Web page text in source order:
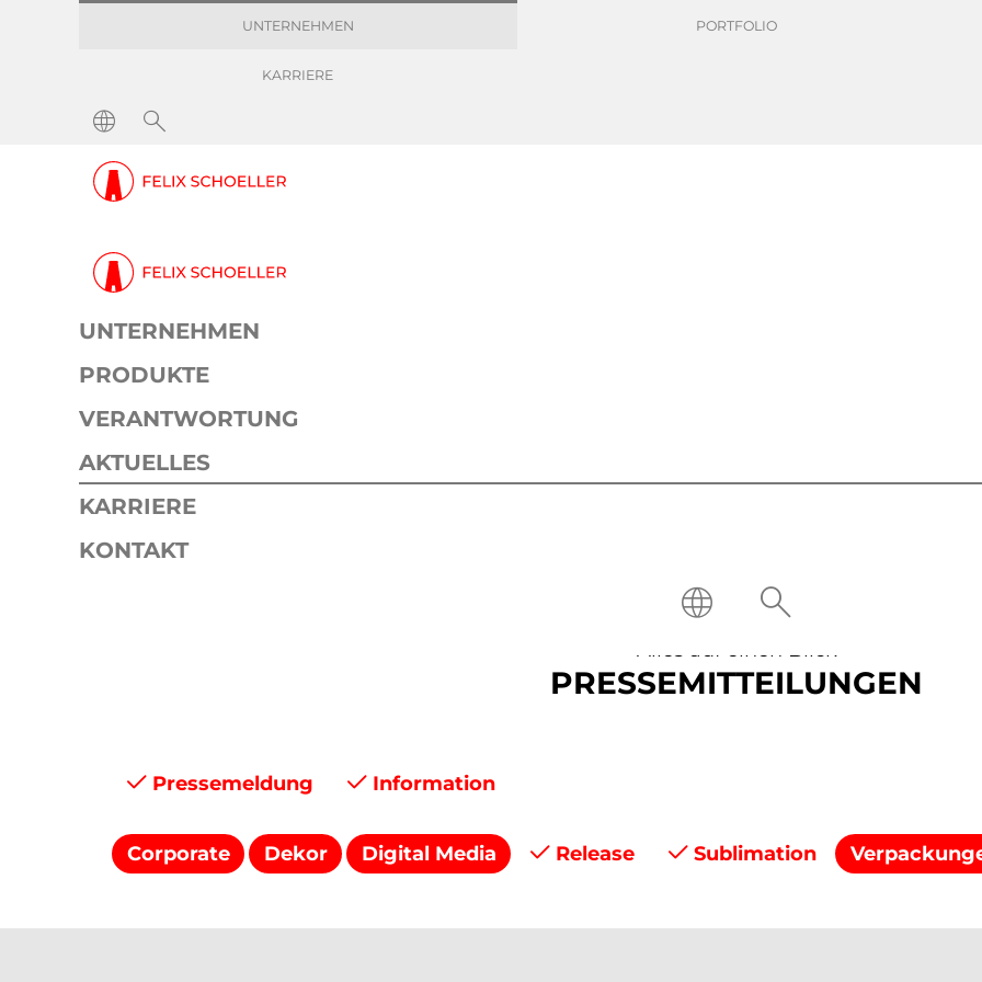
UNTERNEHMEN PORTFOLIO
KARRIERE
UNTERNEHMEN
PRODUKTE
VERANTWORTUNG
AKTUELLES
KARRIERE
KONTAKT
Alles auf einen Blick
PRESSEMITTEILUNGEN
Pressemeldung Information
Corporate Dekor Digital Media Release Sublimation